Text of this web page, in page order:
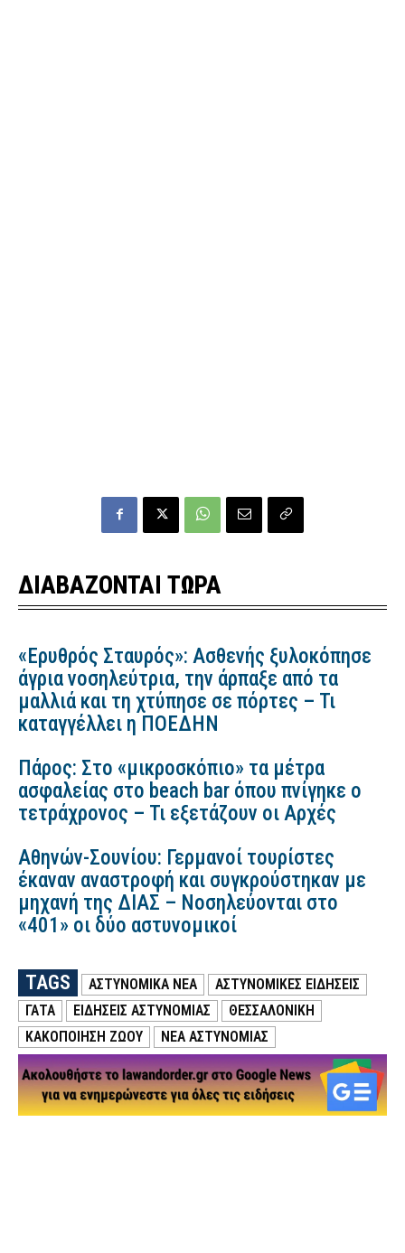
ΔΙΑΒΑΖΟΝΤΑΙ ΤΩΡΑ
«Ερυθρός Σταυρός»: Ασθενής ξυλοκόπησε
άγρια νοσηλεύτρια, την άρπαξε από τα
μαλλιά και τη χτύπησε σε πόρτες – Τι
καταγγέλλει η ΠΟΕΔΗΝ
Πάρος: Στο «μικροσκόπιο» τα μέτρα
ασφαλείας στο beach bar όπου πνίγηκε ο
τετράχρονος – Τι εξετάζουν οι Αρχές
Αθηνών-Σουνίου: Γερμανοί τουρίστες
έκαναν αναστροφή και συγκρούστηκαν με
μηχανή της ΔΙΑΣ – Νοσηλεύονται στο
«401» οι δύο αστυνομικοί
TAGS ΑΣΤΥΝΟΜΙΚΑ ΝΕΑ
ΑΣΤΥΝΟΜΙΚΕΣ ΕΙΔΗΣΕΙΣ
ΓΑΤΑ
ΕΙΔΗΣΕΙΣ ΑΣΤΥΝΟΜΙΑΣ
ΘΕΣΣΑΛΟΝΙΚΗ
ΚΑΚΟΠΟΊΗΣΗ ΖΏΟΥ
ΝΕΑ ΑΣΤΥΝΟΜΙΑΣ